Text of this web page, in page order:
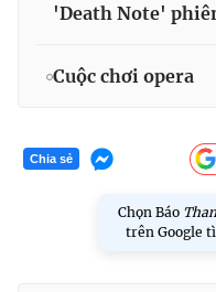
'Death Note'
Cuộc chơi opera
Chia sẻ
Chọn Báo
trên Google